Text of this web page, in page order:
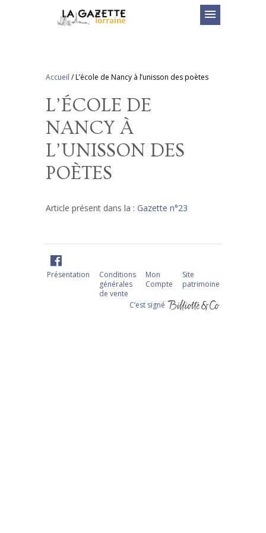
menu
Accueil /L’école de Nancy à l’unisson des poètes
L’ÉCOLE DE
NANCY À
L’UNISSON DES
POÈTES
Article présent dans la : Gazette n°23
Présentation
Conditions
générales
de vente
Mon
Compte
Site
patrimoine
C‘est signé